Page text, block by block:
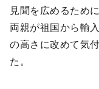
見聞を広めるため
両親が祖国から輸
の高さに改めて気
た。